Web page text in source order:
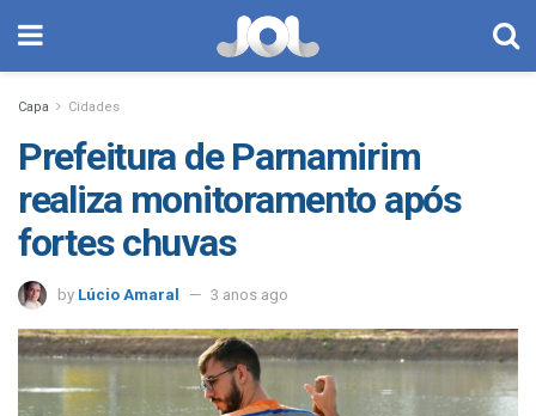
Capa Cidades
Prefeitura de Parnamirim
realiza monitoramento após
fortes chuvas
by Lúcio Amaral 3 anos ago